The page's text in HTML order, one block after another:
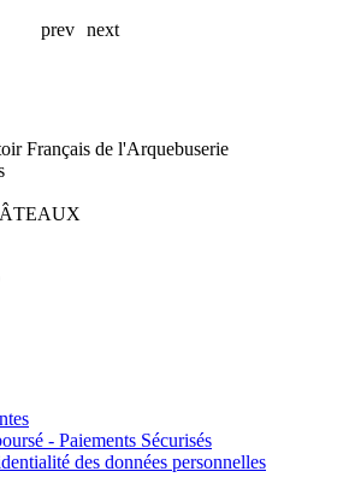
prev next
Français de l'Arquebuserie
- Paiements Sécurisés
des données personnelles